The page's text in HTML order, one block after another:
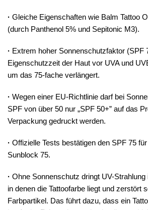
· Gleiche Eigenschaften wie Balm Tattoo
(durch Panthenol 5% und Sepitonic M3).
· Extrem hoher Sonnenschutzfaktor (SPF
Eigenschutzzeit der Haut vor UVA und
um das 75-fache verlängert.
· Wegen einer EU-Richtlinie darf bei
SPF von über 50 nur „SPF 50+” auf das
Verpackung gedruckt werden.
· Offizielle Tests bestätigen den SPF 75
Sunblock 75.
· Ohne Sonnenschutz dringt UV-Strahlung
in denen die Tattoofarbe liegt und zerstört
Farbpartikel. Das führt dazu, dass ein